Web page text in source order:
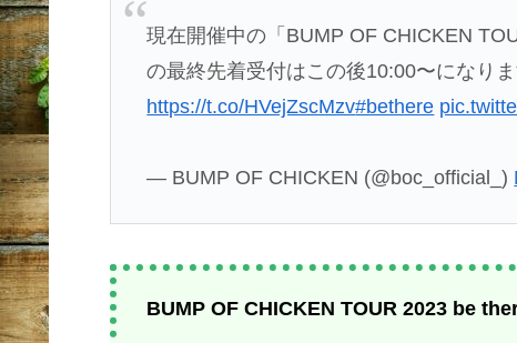
現在開催中の「BUMP OF CHICKEN
の最終先着受付はこの後10:00〜になり
https://t.co/HVejZscMzv#bethere
— BUMP OF CHICKEN (@boc_official_)
BUMP OF CHICKEN TOUR 2023 be